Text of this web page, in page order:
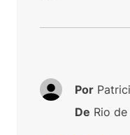
Por
De Rio